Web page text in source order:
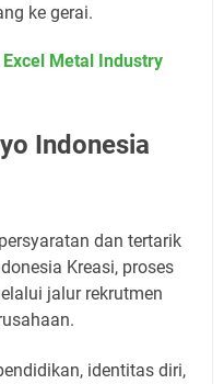
ke gerai.
Metal Industry
Indonesia
dan tertarik
Kreasi, proses
jalur rekrutmen
identitas diri,